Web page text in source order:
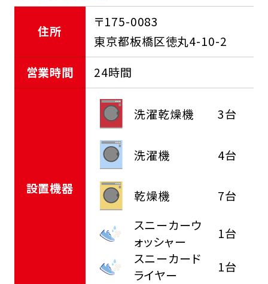
住所
〒175-0083
東京都板橋区徳丸4-10-2
営業時間
24時間
設置機器
洗濯乾燥機 3台
洗濯機 4台
乾燥機
7台
スニーカーウ
ォッシャー
1台
スニーカード
ライヤー
1台